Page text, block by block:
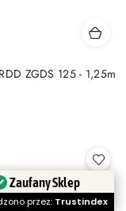
ZGDS 125 - 1,25m
Zaufany Sklep
przez: Trustindex